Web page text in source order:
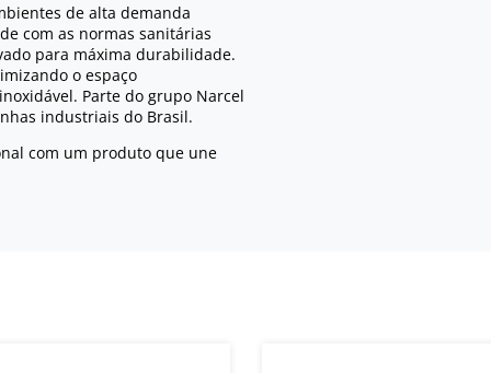
de alta demanda
com as normas sanitárias
para máxima durabilidade.
o espaço
Parte do grupo Narcel
industriais do Brasil.
com um produto que une